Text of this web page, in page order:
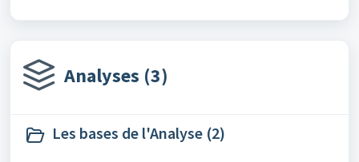
Analyses (3)
Les bases de l'Analyse (2)